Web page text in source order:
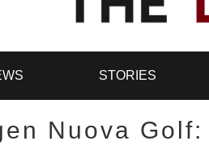
STORIES
Nuova